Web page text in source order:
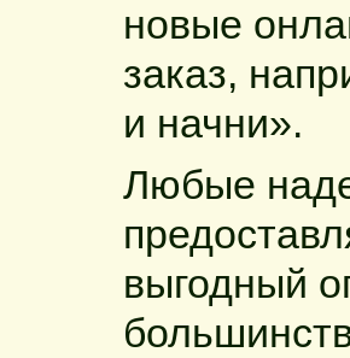
новые
заказ,
и начни».
Любые
выгодный